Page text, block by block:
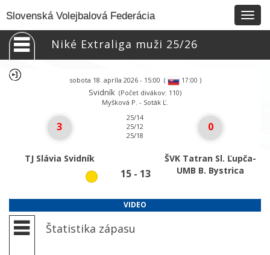
Slovenská Volejbalová Federácia
Niké Extraliga muži 25/26
sobota 18. apríla 2026 - 15:00 ( 17:00 )
Svidník (Počet divákov: 110)
Myšková P. - Soták Ľ.
3
TJ Slávia Svidník
25/14
25/12
25/18
0
ŠVK Tatran Sl. Ľupča-
UMB B. Bystrica
15 - 13
VIDEO
Štatistika zápasu